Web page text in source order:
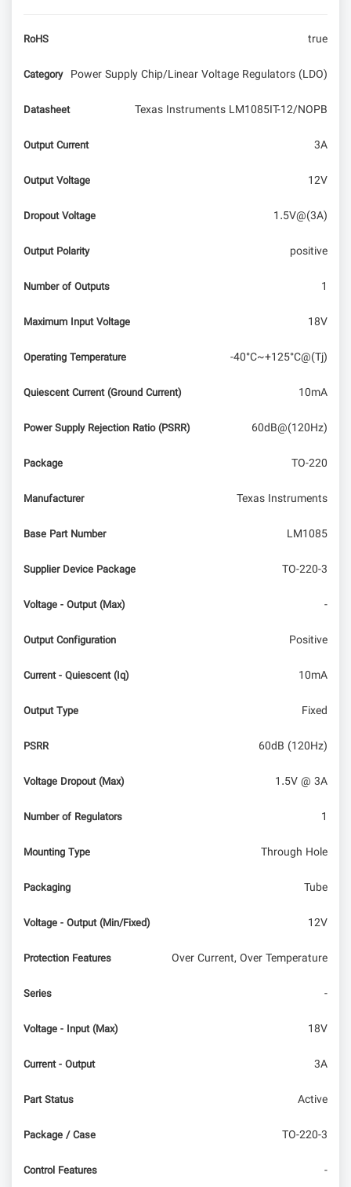
راهنمای جامع برنامه‌نویسی با اسکرچ (Scratch) در
RoHS true
Category Power Supply Chip/Linear Voltage Regulators (LDO)
Datasheet Texas Instruments LM1085IT-12/NOPB
Output Current 3A
Output Voltage 12V
Dropout Voltage 1.5V@(3A)
Output Polarity positive
Number of Outputs 1
Maximum Input Voltage 18V
Operating Temperature -40°C~+125°C@(Tj)
Quiescent Current (Ground Current) 10mA
Power Supply Rejection Ratio (PSRR) 60dB@(120Hz)
Package TO-220
Manufacturer Texas Instruments
Base Part Number LM1085
Supplier Device Package TO-220-3
Voltage - Output (Max) -
Output Configuration Positive
Current - Quiescent (Iq) 10mA
Output Type Fixed
PSRR 60dB (120Hz)
Voltage Dropout (Max) 1.5V @ 3A
Number of Regulators 1
Mounting Type Through Hole
Packaging Tube
Voltage - Output (Min/Fixed) 12V
Protection Features Over Current, Over Temperature
Series -
Voltage - Input (Max) 18V
Current - Output 3A
Part Status Active
Package / Case TO-220-3
Control Features -